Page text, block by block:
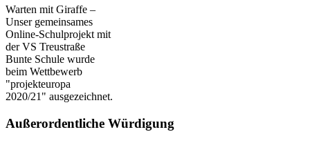
Warten mit Giraffe –
Unser gemeinsames
Online-Schulprojekt mit
der VS Treustraße
Bunte Schule wurde
beim Wettbewerb
"projekteuropa
2020/21" ausgezeichnet.
Außerordentliche Würdigung